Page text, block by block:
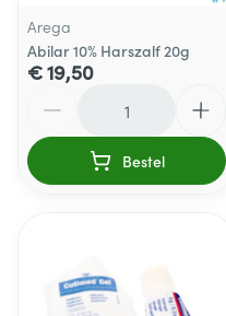
Arega
Abilar 10% Harszalf 20g
€ 19,50
Bestel